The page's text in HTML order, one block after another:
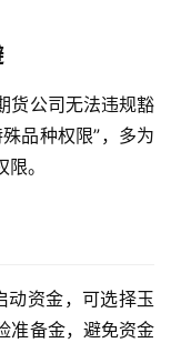
货公司无法违规豁
品种权限”，多为
。
动资金，可选择玉
准备金，避免资金